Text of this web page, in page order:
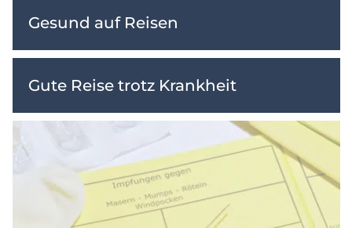
Gesund auf Reisen
Gute Reise trotz Krankheit